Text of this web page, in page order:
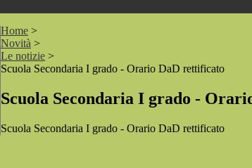
Home >
Novità >
Le notizie >
Scuola Secondaria I grado - Orario DaD rettificato
Scuola Secondaria I grado -
Scuola Secondaria I grado - Orario DaD rettificato